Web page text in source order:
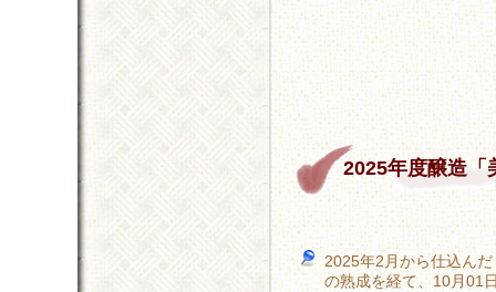
2025年度醸造「
2025年2月から仕込ん
の熟成を経て、10月01